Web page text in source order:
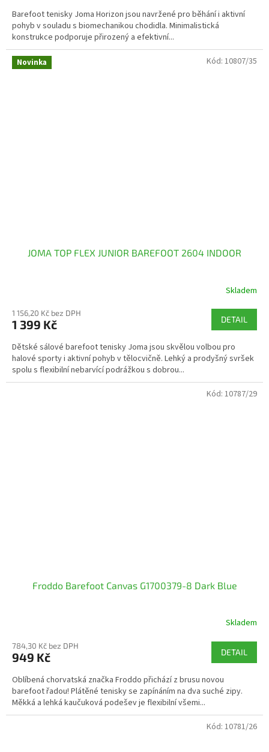
Barefoot tenisky Joma Horizon jsou navržené pro běhání i aktivní
pohyb v souladu s biomechanikou chodidla. Minimalistická
konstrukce podporuje přirozený a efektivní...
Novinka
JOMA TOP FLEX JUNIOR BAREFOOT 2604 INDOOR
Skladem
1 156,20 Kč bez DPH
1 399 Kč DETAIL
Dětské sálové barefoot tenisky Joma jsou skvělou volbou pro
halové sporty i aktivní pohyb v tělocvičně. Lehký a prodyšný svršek
spolu s flexibilní nebarvící podrážkou s dobrou...
Kód: 10807/35
Froddo Barefoot Canvas G1700379-8 Dark Blue
Skladem
784,30 Kč bez DPH
949 Kč DETAIL
Oblíbená chorvatská značka Froddo přichází z brusu novou
barefoot řadou! Plátěné tenisky se zapínáním na dva suché zipy.
Měkká a lehká kaučuková podešev je flexibilní všemi...
Kód: 10787/29
Kód: 10781/26